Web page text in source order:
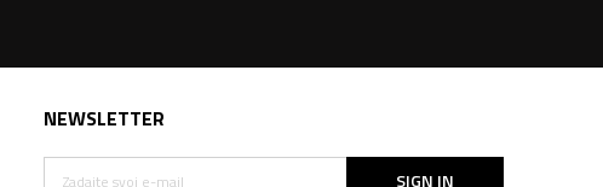
NEWSLETTER
SIGN IN